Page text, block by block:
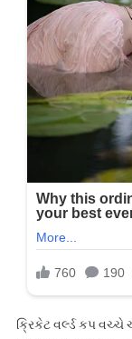
ક્રિકેટ વર્લ્ડ કપ વચ્ચે